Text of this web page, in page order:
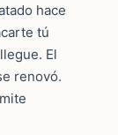
hace
tú
El
renovó.